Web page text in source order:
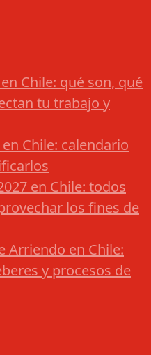
Chile: qué son, qué
tu trabajo y
Chile: calendario
en Chile: todos
los fines de
Arriendo en Chile:
y procesos de